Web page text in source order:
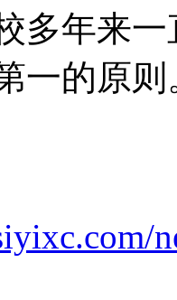
多年来
一的原则